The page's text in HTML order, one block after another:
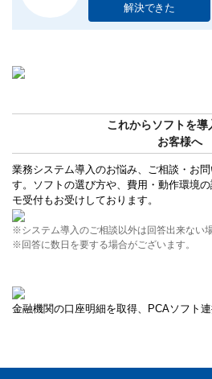
解決できた
これからソフトを導
お客様へ
業務システム導入のお悩み、ご相談・お
す。ソフトの選び方や、費用・動作環境
モ受付もお受けしております。
※システム導入のご相談以外は回答出来ない
※回答に数日を要する場合がございます。
金融機関の口座明細を取得、PCAソフト